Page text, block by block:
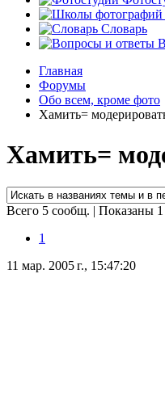
Словарь
Главная
Форумы
Обо всем, кроме фото
Хамить=
Хамить=
Всего 5 сообщ. | Показаны
1
11 мар. 2005 г., 15:47:20